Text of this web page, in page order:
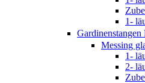
1-
Messing
1-
2-